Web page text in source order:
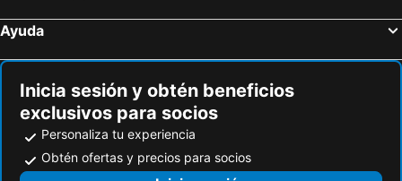
Hoteles en Klin
Hoteles en Smolensk
Hoteles en Bélgorod
Ayuda
Inicia sesión y obtén beneficios
exclusivos para socios
Personaliza tu experiencia
Obtén ofertas y precios para socios